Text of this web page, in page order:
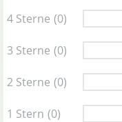
4 Sterne (0)
3 Sterne (0)
2 Sterne (0)
1 Stern (0)